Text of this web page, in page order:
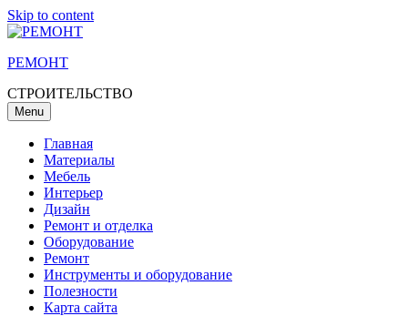
Skip to content
РЕМОНТ
СТРОИТЕЛЬСТВО
Menu
Главная
Материалы
Мебель
Интерьер
Дизайн
Ремонт и отделка
Оборудование
Ремонт
Инструменты и оборудование
Полезности
Карта сайта